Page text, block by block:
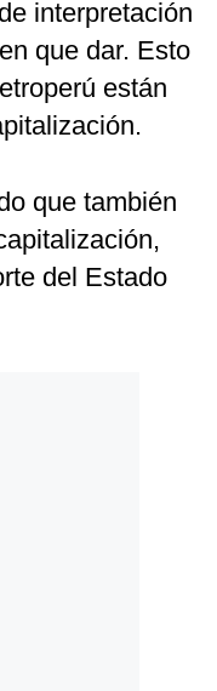
interpretación
que dar. Esto
están
que también
del Estado